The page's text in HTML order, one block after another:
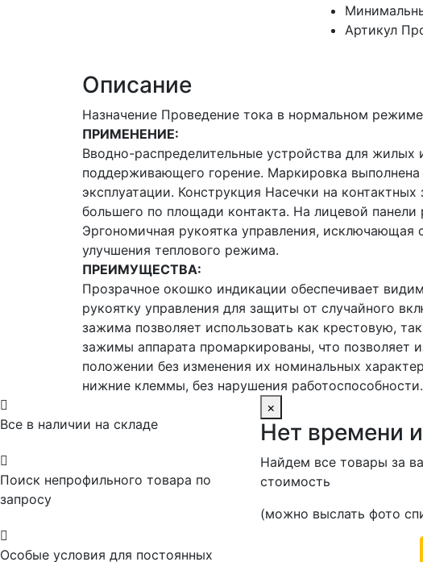
Артикул
Описание
Назначение Проведение тока в нормальном
ПРИМЕНЕНИЕ:
Вводно-распределительные устройства для
поддерживающего горение. Маркировка
эксплуатации. Конструкция Насечки на
большего по площади контакта. На лицевой
Эргономичная рукоятка управления, исключающая
улучшения теплового режима.
ПРЕИМУЩЕСТВА:
Прозрачное окошко индикации обеспечивает
рукоятку управления для защиты от случайного
зажима позволяет использовать как крестовую,
зажимы аппарата промаркированы, что позволяет
положении без изменения их номинальных
нижние клеммы, без нарушения работоспособности.

Все в наличии на складе

Поиск непрофильного товара по
запросу

Особые условия для постоянных
×
Нет времени
Найдем все товары за
стоимость
(можно выслать фото